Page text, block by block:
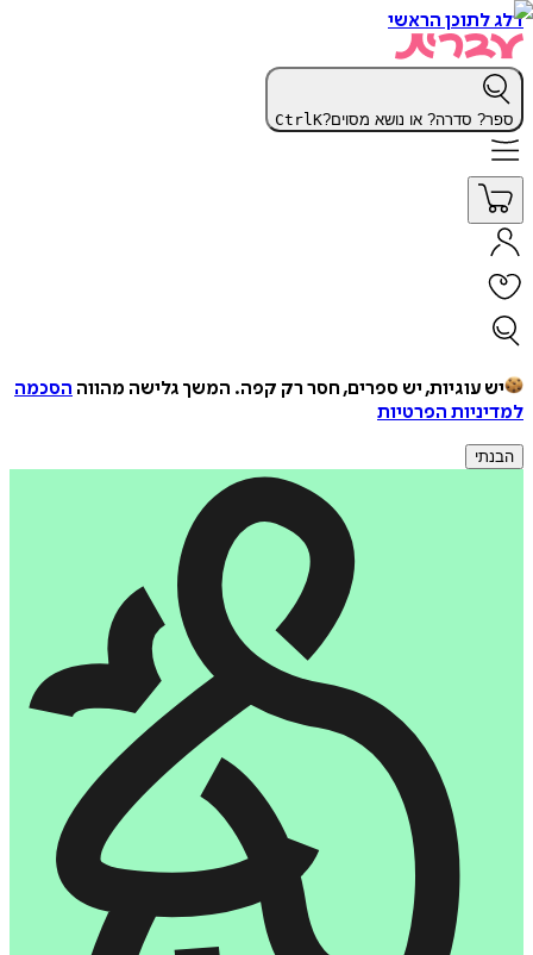
דלג לתוכן הראשי
ספר? סדרה? או נושא מסוים? CtrlK
יש עוגיות, יש ספרים, חסר רק קפה. המשך גלישה מהווה הסכמה
למדיניות הפרטיות
הבנתי